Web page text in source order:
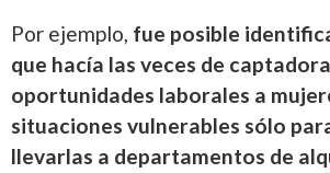
Por ejemplo, fue posible
que hacía las veces de
oportunidades laborales a
situaciones vulnerables sólo
llevarlas a departamentos de